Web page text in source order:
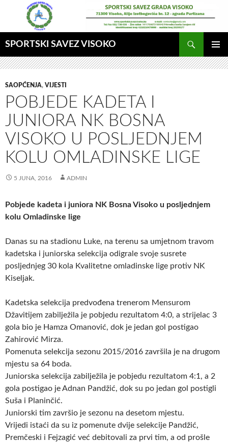
SPORTSKI SAVEZ VISOKO
GLAVNI
MENI
SAOPĆENJA, VIJESTI
POBJEDE KADETA I
JUNIORA NK BOSNA
VISOKO U POSLJEDNJEM
KOLU OMLADINSKE LIGE
5 JUNA, 2016 ADMIN
Pobjede kadeta i juniora NK Bosna Visoko u posljednjem
kolu Omladinske lige
Danas su na stadionu Luke, na terenu sa umjetnom travom
kadetska i juniorska selekcija odigrale svoje susrete
posljednjeg 30 kola Kvalitetne omladinske lige protiv NK
Kiseljak.
Kadetska selekcija predvođena trenerom Mensurom
Džavitijem zabilježila je pobjedu rezultatom 4:0, a strijelac 3
gola bio je Hamza Omanović, dok je jedan gol postigao
Zahirović Mirza.
Pomenuta selekcija sezonu 2015/2016 završila je na drugom
mjestu sa 64 boda.
Juniorska selekcija zabilježila je pobjedu rezultatom 4:1, a 2
gola postigao je Adnan Pandžić, dok su po jedan gol postigli
Suša i Planinčić.
Juniorski tim završio je sezonu na desetom mjestu.
Vrijedi istaći da su iz pomenute dvije selekcije Pandžić,
Premčeski i Fejzagić već debitovali za prvi tim, a od prošle